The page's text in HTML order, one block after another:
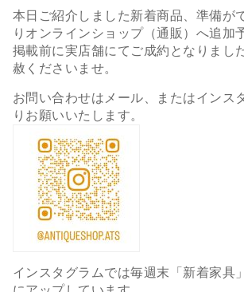
本日ご紹介しました新着商品、準備が
りオンラインショップ（通販）へ追加
掲載前に実店舗にてご成約となりまし
赦くださいませ。
お問い合わせはメール、またはインス
りお願いいたします。
インスタグラムでは毎週末「新着家具